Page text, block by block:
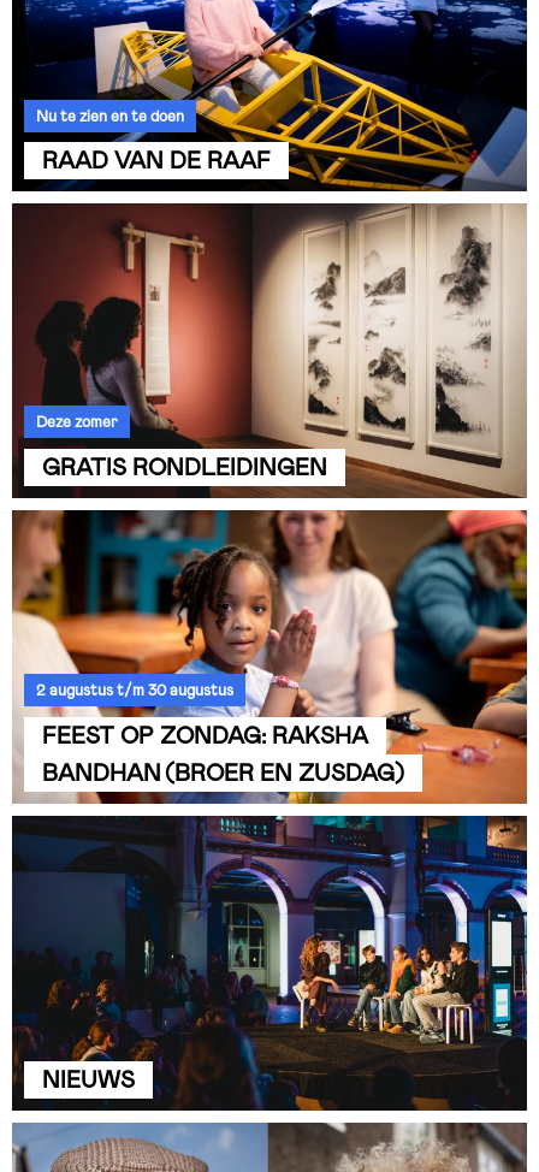
Feest op zondag: Sint-Maarten
Feest op zondag: Sinterklaas
Bekijk de agenda
Nu te zien en te doen
RAAD VAN DE RAAF
Deze zomer
GRATIS RONDLEIDINGEN
2 augustus t/m 30 augustus
FEEST OP ZONDAG: RAKSHA
BANDHAN (BROER EN ZUSDAG)
NIEUWS